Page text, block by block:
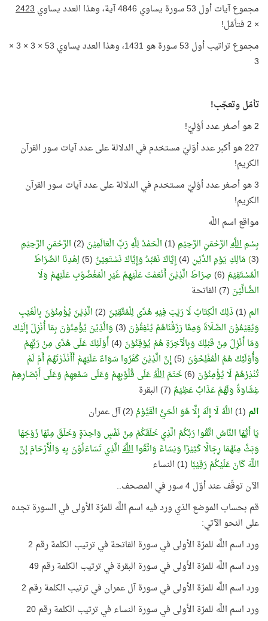
مجموع آيات أول 53 سورة يساوي 4846 آية، وهذا العدد يساوي
2423
× 2 فتأمّل!
مجموع تراتيب أول 53 سورة هو 1431، وهذا العدد يساوي 53 × 3 × 3 ×
3
تأمّل وتعجّب!
2 هو أصغر عدد أوّليّ!
227 هو أكبر عدد أوّليّ مستخدم في الدلالة على عدد آيات سور القرآن
الكريم!
3 هو أصغر عدد أوّليّ مستخدم في الدلالة على عدد آيات سور القرآن
الكريم!
مواقع اسم اللَّه
بِسْمِاللَّهِالرَّحْمَنِ الرَّحِيْمِ (1) الْحَمْدُ لِلَّهِ رَبِّ الْعَالَمِيْنَ (2)
الرَّحْمَنِ الرَّحِيْمِ
(3
)مَالِكِ يَوْمِ الدِّيْنِ (4) إِيَّاكَ نَعْبُدُ وَإِيَّاكَ نَسْتَعِيْنُ (5)
اِهْدِنَا الصِّرَاطَ
الْمُسْتَقِيْمَ (6)
صِرَاطَ الَّذِيْنَ أَنْعَمْتَ عَلَيْهِمْ غَيْرِ الْمَغْضُوْبِ عَلَيْهِمْ وَلَا
الضَّالِّيْنَ (7) الفاتحة
الم (1) ذَلِكَ الْكِتَابُ لَا رَيْبَ فِيْهِ هُدًى لِلْمُتَّقِيْنَ (2)
الَّذِيْنَ يُؤْمِنُوْنَ بِالْغَيْبِ
وَيُقِيْمُوْنَ الصَّلَاةَ وَمِمَّا رَزَقْنَاهُمْ يُنْفِقُوْنَ (3)
وَالَّذِيْنَ يُؤْمِنُوْنَ بِمَا أُنْزِلَ إِلَيْكَ
وَمَا أُنْزِلَ مِنْ قَبْلِكَ وَبِالْآخِرَةِ هُمْ يُوْقِنُوْنَ (4)
أُوْلَئِكَ عَلَى هُدًى مِنْ رَبِّهِمْ
وَأُوْلَئِكَ هُمُ الْمُفْلِحُوْنَ (5)
إِنَّ الَّذِيْنَ كَفَرُوا سَوَاءٌ عَلَيْهِمْ أَأَنْذَرْتَهُمْ أَمْ لَمْ
تُنْذِرْهُمْ لَا يُؤْمِنُوْنَ (6) خَتَمَاللَّهُعَلَى قُلُوْبِهِمْ وَعَلَى سَمْعِهِمْ وَعَلَى أَبْصَارِهِمْ
غِشَاوَةٌ وَلَهُمْ عَذَابٌ عَظِيْمٌ (7) البقرة
الم (1) اللَّهُ لَا إِلَهَ إِلَّا هُوَ الْحَيُّ الْقَيُّوْمُ (2) آل عمران
يَا أَيُّهَا النَّاسُ اتَّقُوا رَبَّكُمُ الَّذِي خَلَقَكُمْ مِنْ نَفْسٍ وَاحِدَةٍ وَخَلَقَ مِنْهَا زَوْجَهَا
وَبَثَّ مِنْهُمَا رِجَالًا كَثِيْرًا وَنِسَاءً وَاتَّقُوااللَّهَالَّذِي تَسَاءَلُوْنَ بِهِ وَالْأَرْحَامَ إِنَّ
اللَّهَ كَانَ عَلَيْكُمْ رَقِيْبًا (1) النساء
الآن توقّف عند أوّل 4 سور في المصحف..
قم بحساب الموضع الذي ورد فيه اسم اللَّه للمرّة الأولى في السورة تجده
على النحو الآتي:
ورد اسم اللَّه للمرّة الأولى في سورة الفاتحة في ترتيب الكلمة رقم 2
ورد اسم اللَّه للمرّة الأولى في سورة البقرة في ترتيب الكلمة رقم 49
ورد اسم اللَّه للمرّة الأولى في سورة آل عمران في ترتيب الكلمة رقم 2
ورد اسم اللَّه للمرّة الأولى في سورة النساء في ترتيب الكلمة رقم 20